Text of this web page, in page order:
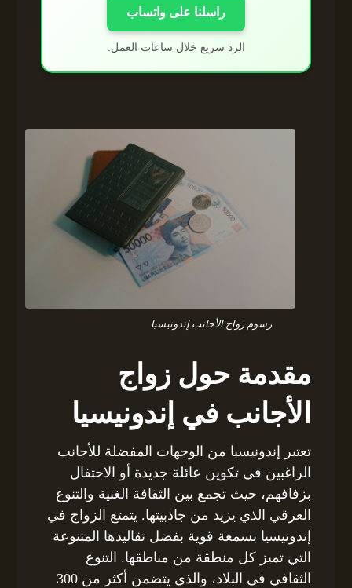
راسلنا على واتساب
الرد سريع خلال ساعات العمل.
رسوم زواج الأجانب إندونيسيا
مقدمة حول زواج
الأجانب في إندونيسيا
تعتبر إندونيسيا من الوجهات المفضلة للأجانب
الراغبين في تكوين عائلة جديدة أو الاحتفال
بزفافهم، حيث تجمع بين الثقافة الغنية والتنوع
العرقي الذي يزيد من جاذبيتها. يتمتع الزواج في
إندونيسيا بسمعة قوية بفضل تقاليدها المتنوعة
التي تميز كل منطقة من مناطقها. التنوع
الثقافي في البلاد، والذي يتضمن أكثر من 300